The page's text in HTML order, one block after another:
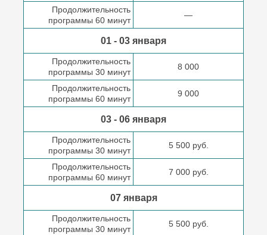
Продолжительность
программы 60 минут
—
01 - 03 января
Продолжительность
программы 30 минут
8 000
Продолжительность
программы 60 минут
9 000
03 - 06 января
Продолжительность
программы 30 минут
5 500 руб.
Продолжительность
программы 60 минут
7 000 руб.
07 января
Продолжительность
программы 30 минут
5 500 руб.